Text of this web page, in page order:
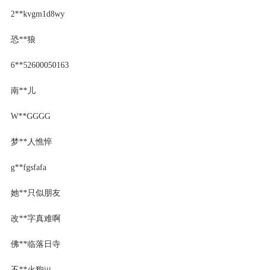
2**kvgm1d8wy
恐**狼
6**52600050163
南**儿
W**GGGG
梦**人憔悴
g**fgsfafa
她**只似朋友
改**字真难啊
佛**临落日寺